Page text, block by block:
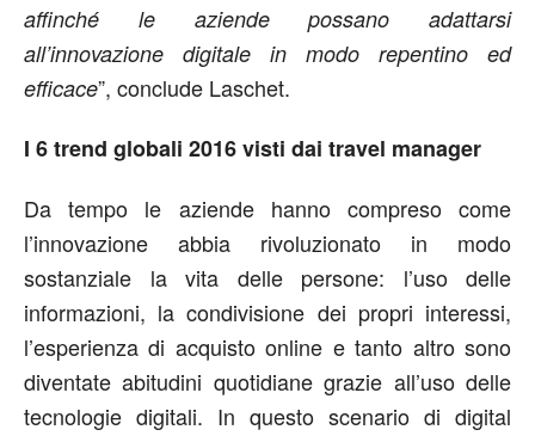
affinché le aziende possano adattarsi
all’innovazione digitale in modo repentino ed
efficace”, conclude Laschet.
I 6 trend globali 2016 visti dai travel manager
Da tempo le aziende hanno compreso come
l’innovazione abbia rivoluzionato in modo
sostanziale la vita delle persone: l’uso delle
informazioni, la condivisione dei propri interessi,
l’esperienza di acquisto online e tanto altro sono
diventate abitudini quotidiane grazie all’uso delle
tecnologie digitali. In questo scenario di digital